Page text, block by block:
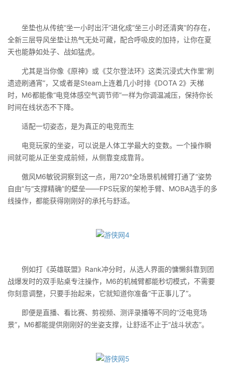
坐垫也从传统“坐一小时出汗”进化成“坐三小时还清爽”的存在，
全新三层导风坐垫让热气无处可藏，配合呼吸皮的加持，让你在夏
天也能静如处子、战如猛虎。
尤其是当你像《原神》或《艾尔登法环》这类沉浸式大作里“刷
遗迹刷通宵”，又或者是Steam上连着几小时排《DOTA 2》天梯
时，M6都能像“电竞体感空气调节师”一样为你调温减压，保持你长
时间在线状态不下降。
适配一切姿态，是为真正的电竞而生
电竞玩家的坐姿，可以说是人体工学最大的变数。一个操作瞬
间就可能从正坐变成前倾，从侧靠变成靠背。
傲风M6敏锐洞察到这一点，用720°全场景机械臂打通了“姿势
自由”与“支撑精确”的壁垒——FPS玩家的架枪手臂、MOBA选手的多
线操作，都能获得刚刚好的承托与舒适。
例如打《英雄联盟》Rank冲分时，从选人界面的慵懒斜靠到团
战爆发时的双手贴桌专注操作，M6的机械臂都能秒切模式，不需要
你刻意调整，只要手抬起来，它就知道你准备“干正事儿了”。
即便是直播、看比赛、剪视频、测评录播等不同的“泛电竞场
景”，M6都能提供刚刚好的坐姿支撑，让舒适不止于“战斗状态”。